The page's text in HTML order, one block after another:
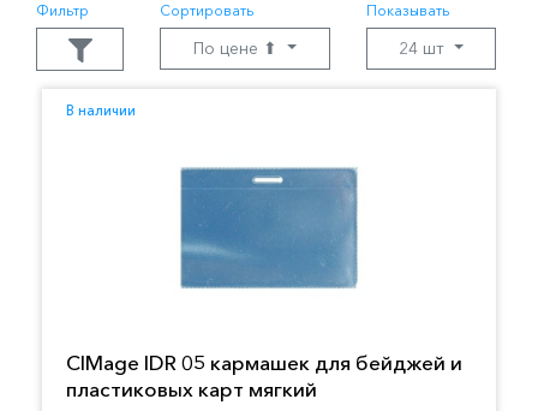
Фильтр Сортировать
По цене ⬆
Показывать
24 шт
В наличии
CIMage IDR 05 кармашек для бейджей и
пластиковых карт мягкий